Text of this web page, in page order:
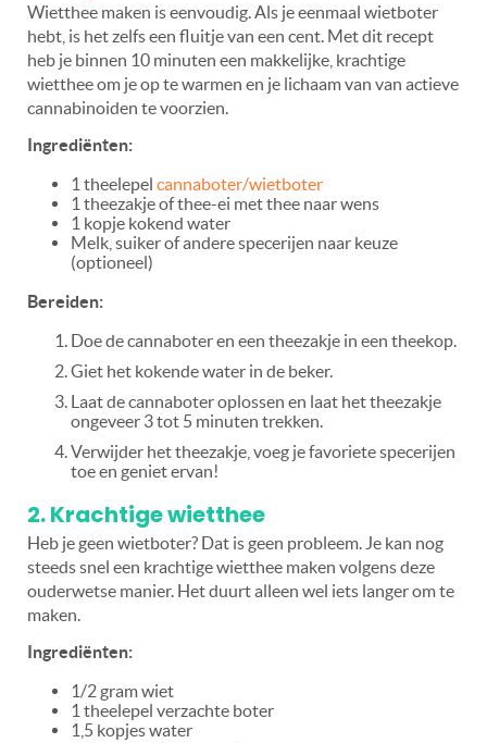
Wietthee maken is eenvoudig. Als je eenmaal wietboter
hebt, is het zelfs een fluitje van een cent. Met dit recept
heb je binnen 10 minuten een makkelijke, krachtige
wietthee om je op te warmen en je lichaam van van actieve
cannabinoiden te voorzien.
Ingrediënten:
1 theelepel cannaboter/wietboter
1 theezakje of thee-ei met thee naar wens
1 kopje kokend water
Melk, suiker of andere specerijen naar keuze
(optioneel)
Bereiden:
Doe de cannaboter en een theezakje in een theekop.
Giet het kokende water in de beker.
Laat de cannaboter oplossen en laat het theezakje
ongeveer 3 tot 5 minuten trekken.
Verwijder het theezakje, voeg je favoriete specerijen
toe en geniet ervan!
2. Krachtige wietthee
Heb je geen wietboter? Dat is geen probleem. Je kan nog
steeds snel een krachtige wietthee maken volgens deze
ouderwetse manier. Het duurt alleen wel iets langer om te
maken.
Ingrediënten:
1/2 gram wiet
1 theelepel verzachte boter
1,5 kopjes water